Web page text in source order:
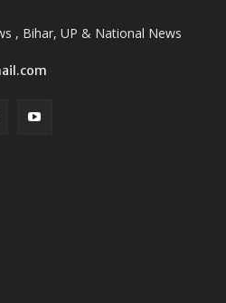
, Bihar, UP & National News